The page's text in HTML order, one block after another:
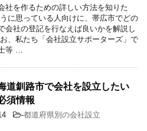
社を作るための詳しい方法を知りた
に思っている人向けに、帯広市でどの
会社の登記を行なえば良いかを解説し
、私たち「会社設立サポーターズ」で
等 …
道釧路市で会社を設立したい
須情報
-都道府県別の会社設立